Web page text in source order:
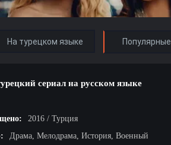
На турецком языке Популярные
сериал на русском языке
2016 / Турция
Драма, Мелодрама, История, Военный